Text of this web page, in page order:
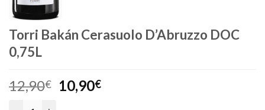
Torri Bakán Cerasuolo D’Abruzzo DOC
0,75L
12,90€
Le
prix
10,90€Le